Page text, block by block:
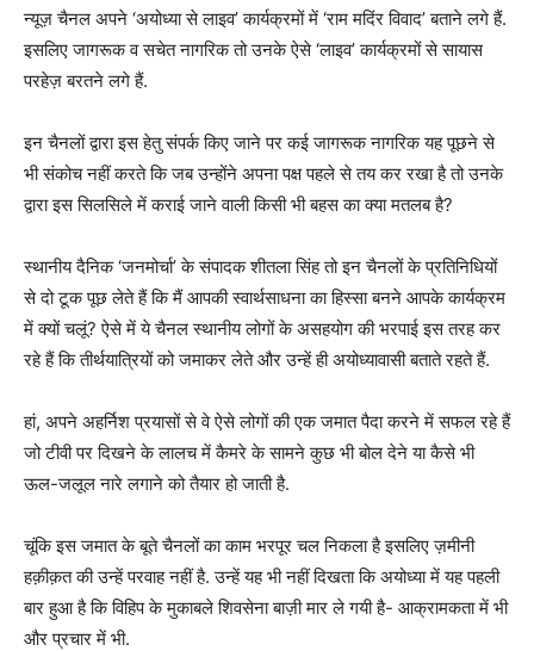
न्यूज़ चैनल अपने ‘अयोध्या से लाइव’ कार्यक्रमों में ‘राम मदिंर विवाद’ बताने लगे हैं.
इसलिए जागरूक व सचेत नागरिक तो उनके ऐसे ‘लाइव’ कार्यक्रमों से सायास
परहेज़ बरतने लगे हैं.
इन चैनलों द्वारा इस हेतु संपर्क किए जाने पर कई जागरूक नागरिक यह पूछने से
भी संकोच नहीं करते कि जब उन्होंने अपना पक्ष पहले से तय कर रखा है तो उनके
द्वारा इस सिलसिले में कराई जाने वाली किसी भी बहस का क्या मतलब है?
स्थानीय दैनिक ‘जनमोर्चा’ के संपादक शीतला सिंह तो इन चैनलों के प्रतिनिधियों
से दो टूक पूछ लेते हैं कि मैं आपकी स्वार्थसाधना का हिस्सा बनने आपके कार्यक्रम
में क्यों चलूं? ऐसे में ये चैनल स्थानीय लोगों के असहयोग की भरपाई इस तरह कर
रहे हैं कि तीर्थयात्रियों को जमाकर लेते और उन्हें ही अयोध्यावासी बताते रहते हैं.
हां, अपने अहर्निश प्रयासों से वे ऐसे लोगों की एक जमात पैदा करने में सफल रहे हैं
जो टीवी पर दिखने के लालच में कैमरे के सामने कुछ भी बोल देने या कैसे भी
ऊल-जलूल नारे लगाने को तैयार हो जाती है.
चूंकि इस जमात के बूते चैनलों का काम भरपूर चल निकला है इसलिए ज़मीनी
हक़ीक़त की उन्हें परवाह नहीं है. उन्हें यह भी नहीं दिखता कि अयोध्या में यह पहली
बार हुआ है कि विहिप के मुकाबले शिवसेना बाज़ी मार ले गयी है- आक्रामकता में भी
और प्रचार में भी.